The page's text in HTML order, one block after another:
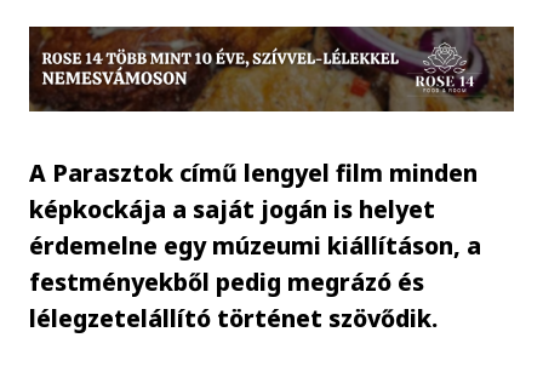
A Parasztok című lengyel film minden
képkockája a saját jogán is helyet
érdemelne egy múzeumi kiállításon, a
festményekből pedig megrázó és
lélegzetelállító történet szövődik.